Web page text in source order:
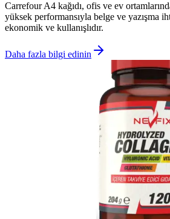
Carrefour A4 kağıdı, ofis ve ev
yüksek performansıyla belge ve yazışma
ekonomik ve kullanışlıdır.
Daha fazla bilgi edinin